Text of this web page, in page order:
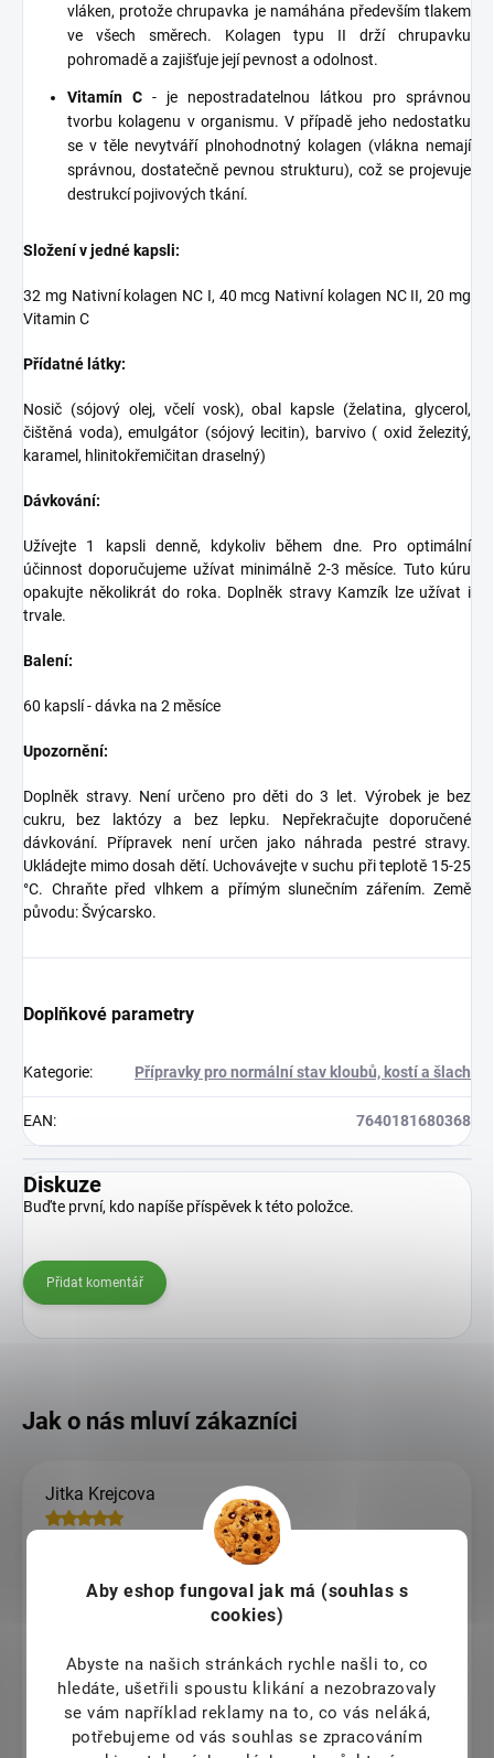
Aby eshop fungoval jak má (souhlas s
cookies)
Abyste na našich stránkách rychle našli to, co
hledáte, ušetřili spoustu klikání a nezobrazovaly
se vám například reklamy na to, co vás neláká,
potřebujeme od vás souhlas se zpracováním
vláken, protože chrupavka je namáhána především tlakem
ve všech směrech. Kolagen typu II drží chrupavku
pohromadě a zajišťuje její pevnost a odolnost.
Vitamín C - je nepostradatelnou látkou pro správnou
tvorbu kolagenu v organismu. V případě jeho nedostatku
se v těle nevytváří plnohodnotný kolagen (vlákna nemají
správnou, dostatečně pevnou strukturu), což se projevuje
destrukcí pojivových tkání.
Složení v jedné kapsli:
32 mg Nativní kolagen NC I, 40 mcg Nativní kolagen NC II, 20 mg
Vitamin C
Přídatné látky:
Nosič (sójový olej, včelí vosk), obal kapsle (želatina, glycerol,
čištěná voda), emulgátor (sójový lecitin), barvivo ( oxid železitý,
karamel, hlinitokřemičitan draselný)
Dávkování:
Užívejte 1 kapsli denně, kdykoliv během dne. Pro optimální
účinnost doporučujeme užívat minimálně 2-3 měsíce. Tuto kúru
opakujte několikrát do roka. Doplněk stravy Kamzík lze užívat i
trvale.
Balení:
60 kapslí - dávka na 2 měsíce
Upozornění:
Doplněk stravy. Není určeno pro děti do 3 let. Výrobek je bez
cukru, bez laktózy a bez lepku. Nepřekračujte doporučené
dávkování. Přípravek není určen jako náhrada pestré stravy.
Ukládejte mimo dosah dětí. Uchovávejte v suchu při teplotě 15-25
°C. Chraňte před vlhkem a přímým slunečním zářením. Země
původu: Švýcarsko.
Doplňkové parametry
Kategorie: Přípravky pro normální stav kloubů, kostí a šlach
EAN: 7640181680368
Diskuze
Buďte první, kdo napíše příspěvek k této položce.
Přidat komentář
Jitka Krejcova
Ludmila Vázlerová
Marie Řehová
8.8.2026
doporučuji tento obchod, je rychlý a spolehlivý